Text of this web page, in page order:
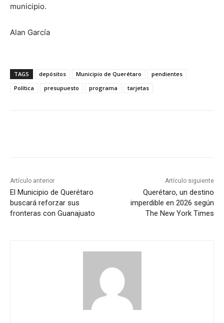
municipio.
Alan García
TAGS depósitos Municipio de Querétaro
pendientes
Política
presupuesto programa tarjetas
Artículo anterior
El Municipio de Querétaro
buscará reforzar sus
fronteras con Guanajuato
Artículo siguiente
Querétaro, un destino
imperdible en 2026 según
The New York Times